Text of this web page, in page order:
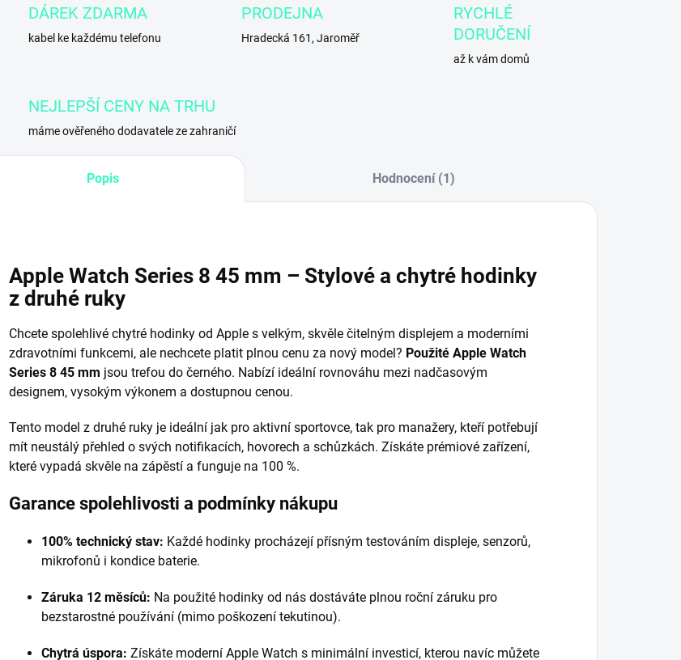
DÁREK ZDARMA
kabel ke každému telefonu
PRODEJNA
Hradecká 161, Jaroměř
RYCHLÉ
DORUČENÍ
až k vám domů
NEJLEPŠÍ CENY NA TRHU
máme ověřeného dodavatele ze zahraničí
Popis Hodnocení (1)
Apple Watch Series 8 45 mm – Stylové a chytré hodinky
z druhé ruky
Chcete spolehlivé chytré hodinky od Apple s velkým, skvěle čitelným displejem a moderními
zdravotními funkcemi, ale nechcete platit plnou cenu za nový model? Použité Apple Watch
Series 8 45 mm jsou trefou do černého. Nabízí ideální rovnováhu mezi nadčasovým
designem, vysokým výkonem a dostupnou cenou.
Tento model z druhé ruky je ideální jak pro aktivní sportovce, tak pro manažery, kteří potřebují
mít neustálý přehled o svých notifikacích, hovorech a schůzkách. Získáte prémiové zařízení,
které vypadá skvěle na zápěstí a funguje na 100 %.
Garance spolehlivosti a podmínky nákupu
100% technický stav: Každé hodinky procházejí přísným testováním displeje, senzorů,
mikrofonů i kondice baterie.
Záruka 12 měsíců: Na použité hodinky od nás dostáváte plnou roční záruku pro
bezstarostné používání (mimo poškození tekutinou).
Chytrá úspora: Získáte moderní Apple Watch s minimální investicí, kterou navíc můžete